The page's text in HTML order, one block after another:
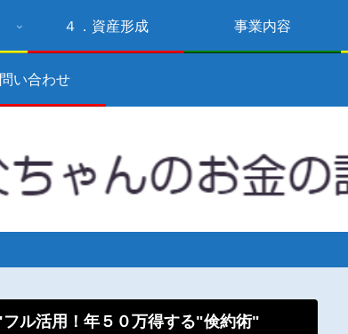
４．資産形成 事業内容
い合わせ
フル活用！年５０万得する"倹約術"